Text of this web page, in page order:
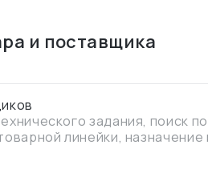
и поставщика
задания, поиск
встречи, поездка на фабрику
проверка качества